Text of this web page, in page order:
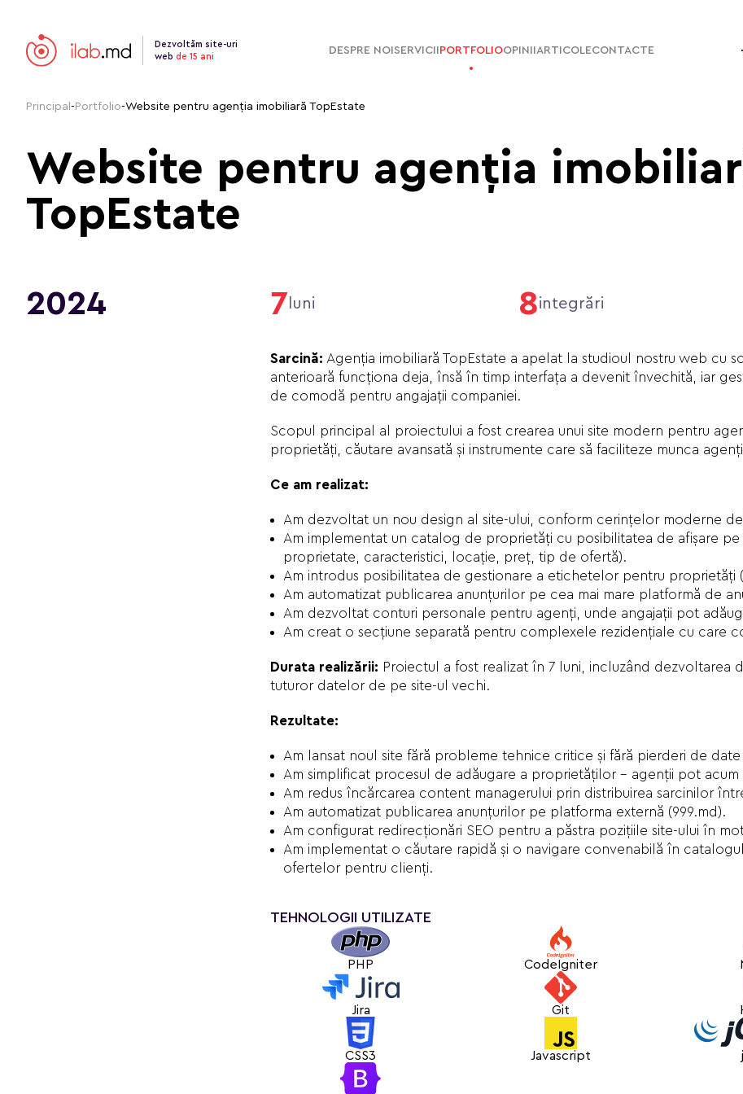
Dezvoltăm site-uri
web de 15 ani
DESPRE NOISERVICIIPORTFOLIOOPINIIARTICOLECONTACTE
Principal - Portfolio-Website pentru agenția imobiliară TopEstate
Website pentru agenția
TopEstate
2024 7 luni 8integrări
Sarcină: Agenția imobiliară TopEstate a apelat la studioul nostru web cu
anterioară funcționa deja, însă în timp interfața a devenit învechită, iar
de comodă pentru angajații companiei.
Scopul principal al proiectului a fost crearea unui site modern pentru
proprietăți, căutare avansată și instrumente care să faciliteze munca
Ce am realizat:
Am dezvoltat un nou design al site-ului, conform cerințelor moderne
Am implementat un catalog de proprietăți cu posibilitatea de afișare
proprietate, caracteristici, locație, preț, tip de ofertă).
Am introdus posibilitatea de gestionare a etichetelor pentru proprietăți
Am automatizat publicarea anunțurilor pe cea mai mare platformă de
Am dezvoltat conturi personale pentru agenți, unde angajații pot
Am creat o secțiune separată pentru complexele rezidențiale cu care
Durata realizării: Proiectul a fost realizat în 7 luni, incluzând dezvoltarea
tuturor datelor de pe site-ul vechi.
Rezultate:
Am lansat noul site fără probleme tehnice critice și fără pierderi de
Am simplificat procesul de adăugare a proprietăților - agenții pot
Am redus încărcarea content managerului prin distribuirea sarcinilor
Am automatizat publicarea anunțurilor pe platforma externă (999.md).
Am configurat redirecționări SEO pentru a păstra pozițiile site-ului în
Am implementat o căutare rapidă și o navigare convenabilă în
ofertelor pentru clienți.
TEHNOLOGII UTILIZATE
PHP CodeIgniter
Jira Git
CSS3 Javascript